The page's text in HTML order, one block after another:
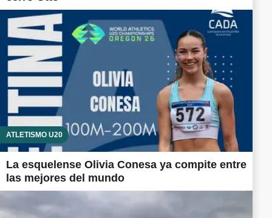
ATLETISMO U20
La esquelense Olivia Conesa ya compite entre
las mejores del mundo